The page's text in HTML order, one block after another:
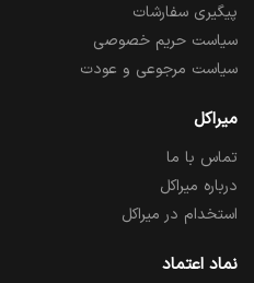
پرده نمایش
تبلت و موبایل تجهیزات پسیو شبکه
تلویزیون
درایو نوری
دستگاه ضبط تصاویر
رم کامپیوتر
پیگیری سفارشات
سیاست حریم خصوصی
سیاست مرجوعی و عودت
میراکل
تماس با ما
درباره میراکل
استخدام در میراکل
نماد اعتماد